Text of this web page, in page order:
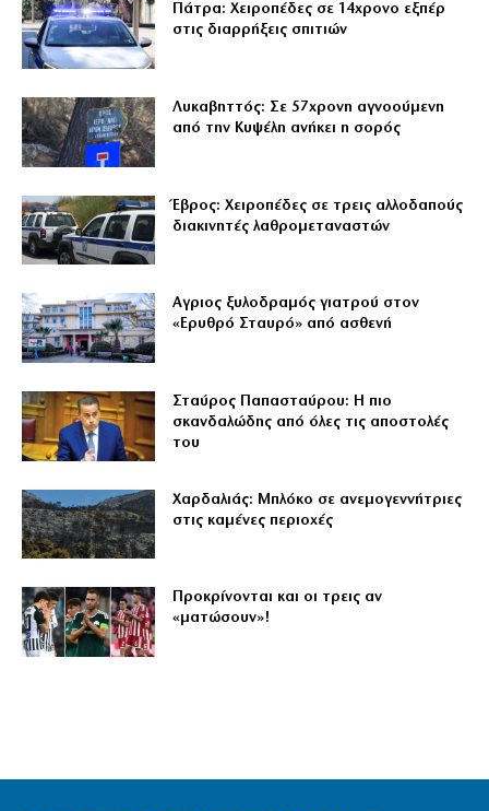
Πάτρα: Χειροπέδες σε 14χρονο εξπέρ
στις διαρρήξεις σπιτιών
Λυκαβηττός: Σε 57χρονη αγνοούμενη
από την Κυψέλη ανήκει η σορός
Έβρος: Χειροπέδες σε τρεις αλλοδαπούς
διακινητές λαθρομεταναστών
Αγριος ξυλοδραμός γιατρού στον
«Ερυθρό Σταυρό» από ασθενή
Σταύρος Παπασταύρου: Η πιο
σκανδαλώδης από όλες τις αποστολές
του
Χαρδαλιάς: Μπλόκο σε ανεμογεννήτριες
στις καμένες περιοχές
Προκρίνονται και οι τρεις αν
«ματώσουν»!